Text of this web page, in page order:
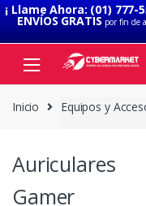
¡ Llame Ahora: (01) 777-
ENVÍOS GRATIS por fin de
Skip to navigation
Skip to content
Inicio Equipos y
Auriculares
Gamer